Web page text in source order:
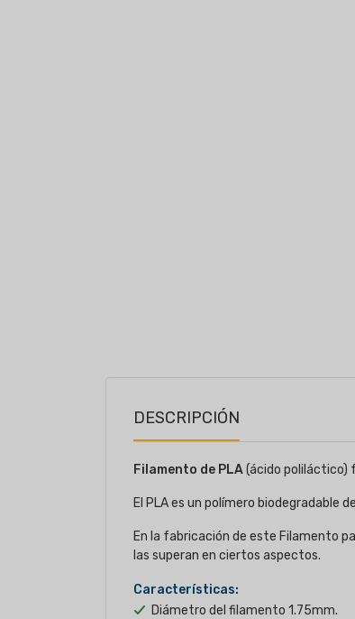
DESCRIPCIÓN
Filamento de PLA(ácido poliláctico)
El PLA es un polímero biodegradable
En la fabricación de este Filamento
las superan en ciertos aspectos.
Características:
Diámetro del filamento 1.75mm.